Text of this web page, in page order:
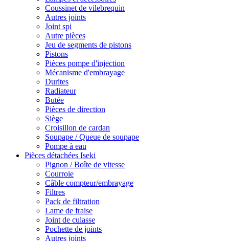
Coussinet de vilebrequin
Autres joints
Joint spi
Autre pièces
Jeu de segments de pistons
Pistons
Pièces pompe d'injection
Mécanisme d'embrayage
Durites
Radiateur
Butée
Pièces de direction
Siège
Croisillon de cardan
Soupape / Queue de soupape
Pompe à eau
Pièces détachées Iseki
Pignon / Boîte de vitesse
Courroie
Câble compteur/embrayage
Filtres
Pack de filtration
Lame de fraise
Joint de culasse
Pochette de joints
Autres joints